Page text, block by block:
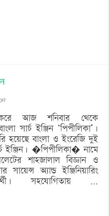
on
‘পিপীলিকা’
দেশের
প্রথম
সার্চ
ইঞ্জিন
আজ শনিবার থেকে
সার্চ ইঞ্জিন ‘পিপীলিকা’।
হয়েছে বাংলা ও ইংরেজি দুই
ইঞ্জিন। �পিপীলিকা� নামে
শাহজালাল বিজ্ঞান ও
সায়েন্স অ্যান্ড ইঞ্জিনিয়ারিং
সহযোগিতায় …